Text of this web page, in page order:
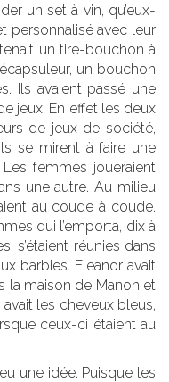
un set à vin, qu’eux-
personnalisé avec leur
un tire-bouchon à
un bouchon
Ils avaient passé une
jeux. En effet les deux
de jeux de société,
se mirent à faire une
femmes joueraient
une autre. Au milieu
au coude à coude.
qui l’emporta, dix à
s’étaient réunies dans
barbies. Eleanor avait
la maison de Manon et
les cheveux bleus,
ceux-ci étaient au
une idée. Puisque les